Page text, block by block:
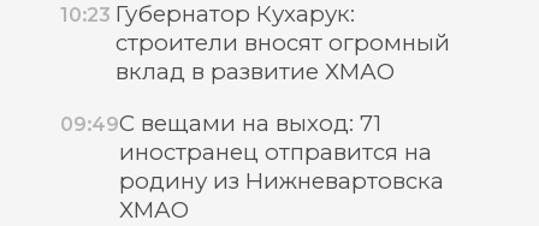
10:23 Губернатор Кухарук:
строители вносят огромный
вклад в развитие ХМАО
09:49С вещами на выход: 71
иностранец отправится на
родину из Нижневартовска
ХМАО